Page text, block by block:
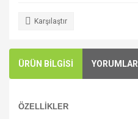
Karşılaştır
ÜRÜN BİLGİSİ YORUMLAR
ÖZELLİKLER